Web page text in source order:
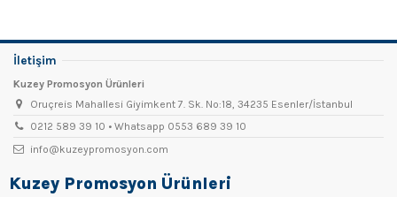
İletişim
Kuzey Promosyon Ürünleri
Oruçreis Mahallesi Giyimkent 7. Sk. No:18, 34235 Esenler/İstanbul
0212 589 39 10 • Whatsapp 0553 689 39 10
info@kuzeypromosyon.com
Kuzey Promosyon Ürünleri